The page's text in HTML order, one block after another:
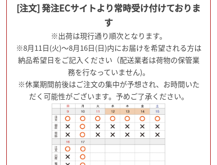
[注文] 発注ECサイトより常時受け付けておりま
す
※出荷は現行通り順次となります。
※8月11日(火)～8月16日(日)内にお届けを希望される方は
納品希望日をご記入ください（配送業者は荷物の保管業
務を行なっていません)。
※休業期間前後はご注文の集中が予想され、お時間いた
だく可能性がございます。予めご了承ください。